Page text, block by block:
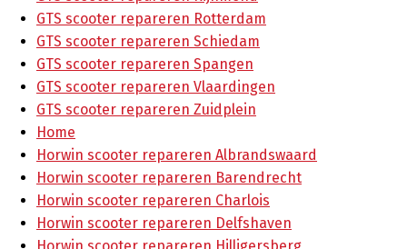
GTS scooter repareren Rotterdam
GTS scooter repareren Schiedam
GTS scooter repareren Spangen
GTS scooter repareren Vlaardingen
GTS scooter repareren Zuidplein
Home
Horwin scooter repareren Albrandswaard
Horwin scooter repareren Barendrecht
Horwin scooter repareren Charlois
Horwin scooter repareren Delfshaven